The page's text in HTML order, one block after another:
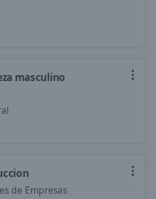
masculino
de Empresas